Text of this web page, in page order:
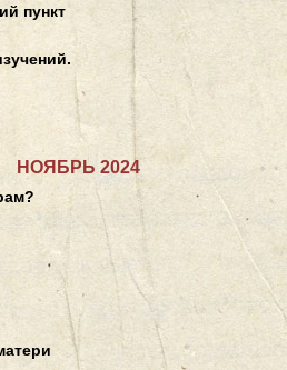
пункт
НОЯБРЬ 2024